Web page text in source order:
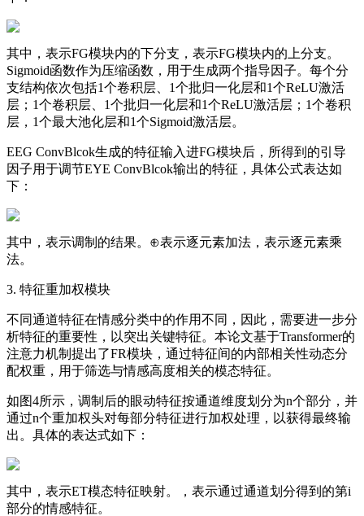
其中，表示FG模块内的下分支，表示FG模块内的上分支。
Sigmoid函数作为压缩函数，用于生成两个指导因子。每个分
支结构依次包括1个卷积层、1个批归一化层和1个ReLU激活
层；1个卷积层、1个批归一化层和1个ReLU激活层；1个卷积
层，1个最大池化层和1个Sigmoid激活层。
EEG ConvBlcok生成的特征输入进FG模块后，所得到的引导
因子用于调节EYE ConvBlcok输出的特征，具体公式表达如
下：
其中，表示调制的结果。⊕表示逐元素加法，表示逐元素乘
法。
3. 特征重加权模块
不同通道特征在情感分类中的作用不同，因此，需要进一步分
析特征的重要性，以突出关键特征。本论文基于Transformer的
注意力机制提出了FR模块，通过特征间的内部相关性动态分
配权重，用于筛选与情感高度相关的模态特征。
如图4所示，调制后的眼动特征按通道维度划分为n个部分，并
通过n个重加权头对每部分特征进行加权处理，以获得最终输
出。具体的表达式如下：
其中，表示ET模态特征映射。，表示通过通道划分得到的第i
部分的情感特征。